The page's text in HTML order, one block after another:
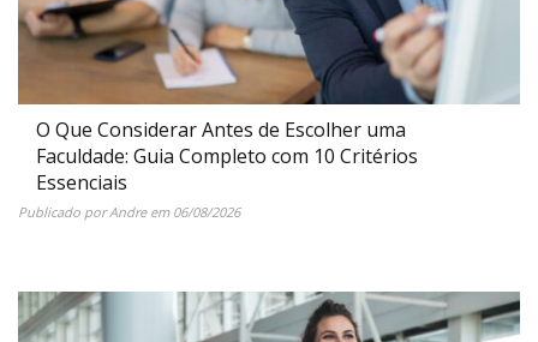
O Que Considerar Antes de Escolher uma
Faculdade: Guia Completo com 10 Critérios
Essenciais
Publicado porAndreem 06/08/2026